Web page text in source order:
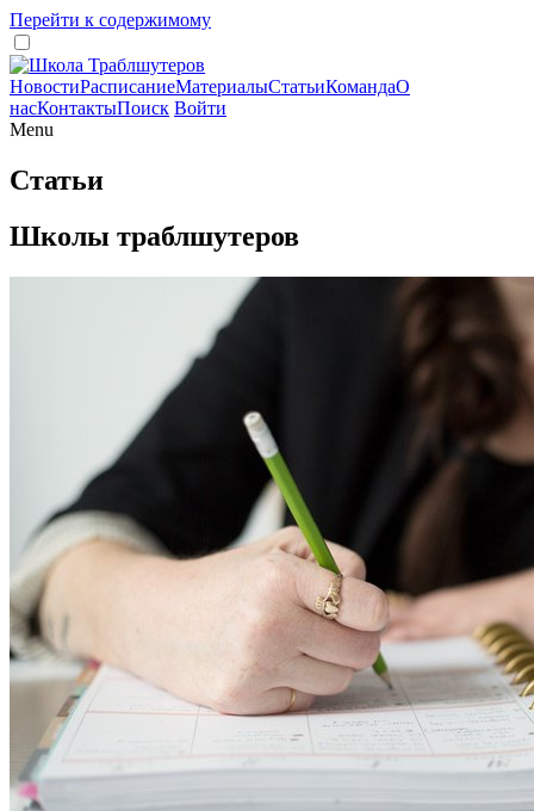
Перейти к содержимому
НовостиРасписаниеМатериалыСтатьиКомандаО
насКонтактыПоиск Войти
Menu
Статьи
Школы траблшутеров